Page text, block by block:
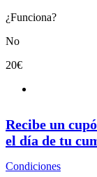
¿Funciona?
No
20€
Recibe un
el día de tu
Condiciones